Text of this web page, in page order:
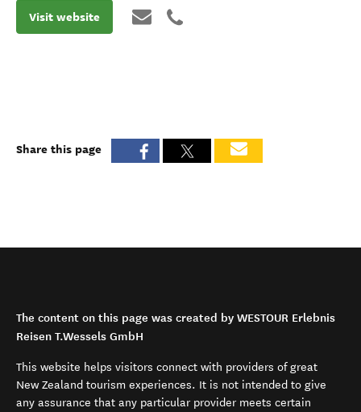
Visit website
Share this page
The content on this page was created by WESTOUR Erlebnis
Reisen T.Wessels GmbH
This website helps visitors connect with providers of great
New Zealand tourism experiences. It is not intended to give
any assurance that any particular provider meets certain